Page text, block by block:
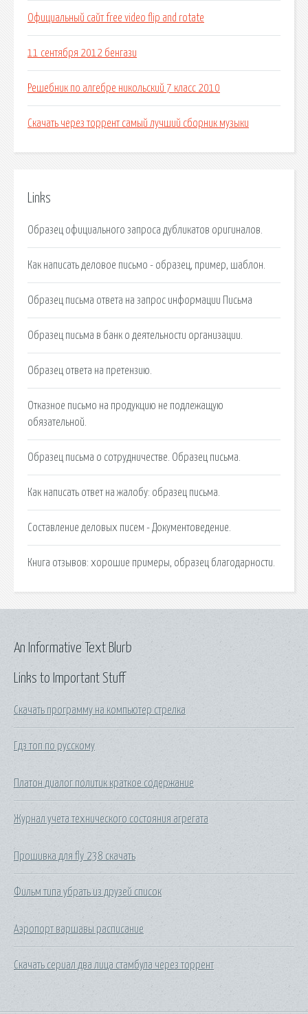
Официальный сайт free video flip and rotate
11 сентября 2012 бенгази
Решебник по алгебре никольский 7 класс 2010
Скачать через торрент самый лучший сборник музыки
Links
Образец официального запроса дубликатов оригиналов.
Как написать деловое письмо - образец, пример, шаблон.
Образец письма ответа на запрос информации Письма
Образец письма в банк о деятельности организации.
Образец ответа на претензию.
Отказное письмо на продукцию не подлежащую
обязательной.
Образец письма о сотрудничестве. Образец письма.
Как написать ответ на жалобу: образец письма.
Составление деловых писем - Документоведение.
Книга отзывов: хорошие примеры, образец благодарности.
Links to Important Stuff
Скачать программу на компьютер стрелка
Гдз топ по русскому
Платон диалог политик краткое содержание
Журнал учета технического состояния агрегата
Прошивка для fly 238 скачать
Фильм типа убрать из друзей список
Аэропорт варшавы расписание
Скачать сериал два лица стамбула через торрент
An Informative Text Blurb